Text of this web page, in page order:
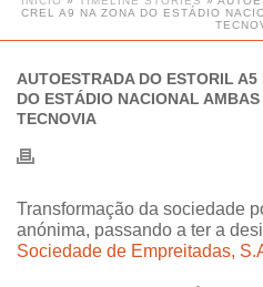
CREL A9 NA ZONA DO ESTÁDIO
AUTOESTRADA DO ESTORIL
DO ESTÁDIO NACIONAL
TECNOVIA
Transformação da sociedade
anónima, passando a ter a
Sociedade de Empreitadas,